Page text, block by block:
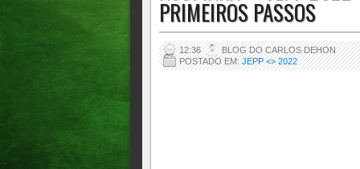
PRIMEIROS PASSOS
12:36
BLOG DO CARLOS DEHON
POSTADO EM:JEPP <> 2022